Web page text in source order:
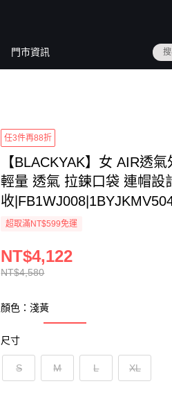
門市資訊
任3件再88折
【BLACKYAK】女 AIR透
輕量 透氣 拉鍊口袋 連帽設
收
超取滿NT$599免運
NT$4,580
NT$4,122
顏色：淺黃
尺寸
S M L XL